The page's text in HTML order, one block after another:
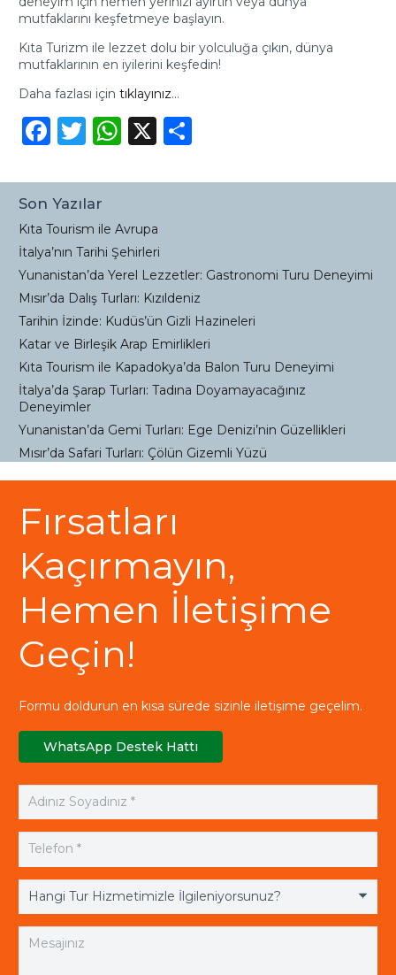
mutfaklarını keşfetmeye başlayın.
Kıta Turizm ile lezzet dolu bir yolculuğa çıkın, dünya
mutfaklarının en iyilerini keşfedin!
Daha fazlası için tıklayınız…
Facebook
Twitter
WhatsApp
X
Son Yazılar
Kıta Tourism ile Avrupa
İtalya’nın Tarihi Şehirleri
Yunanistan’da Yerel Lezzetler: Gastronomi Turu Deneyimi
Mısır’da Dalış Turları: Kızıldeniz
Tarihin İzinde: Kudüs’ün Gizli Hazineleri
Katar ve Birleşik Arap Emirlikleri
Kıta Tourism ile Kapadokya’da Balon Turu Deneyimi
İtalya’da Şarap Turları: Tadına Doyamayacağınız
Deneyimler
Yunanistan’da Gemi Turları: Ege Denizi’nin Güzellikleri
Mısır’da Safari Turları: Çölün Gizemli Yüzü
Fırsatları
Kaçırmayın,
Hemen İletişime
Geçin!
Formu doldurun en kısa sürede sizinle iletişime geçelim.
WhatsApp Destek Hattı